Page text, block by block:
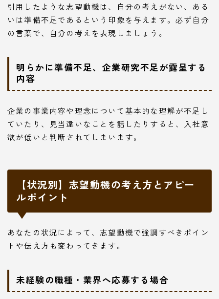
引用したような志望動機は、自分の考えがない、ある
いは準備不足であるという印象を与えます。必ず自分
の言葉で、自分の考えを表現しましょう。
明らかに準備不足、企業研究不足が露呈する
内容
企業の事業内容や理念について基本的な理解が不足し
ていたり、見当違いなことを話したりすると、入社意
欲が低いと判断されてしまいます。
【状況別】志望動機の考え方とアピー
ルポイント
あなたの状況によって、志望動機で強調すべきポイン
トや伝え方も変わってきます。
未経験の職種・業界へ応募する場合